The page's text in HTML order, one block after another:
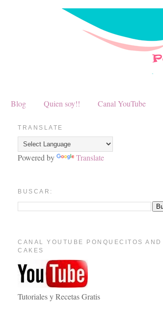
Blog Quien soy!! Canal YouTube
TRANSLATE
Powered by Translate
BUSCAR:
CANAL YOUTUBE PONQUECITOS AND
CAKES
Tutoriales y Recetas Gratis